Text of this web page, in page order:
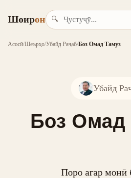
Шоирон 🔍
Асосӣ/Шеърҳо/Убайд Раҷаб/Боз Омад Тамуз
Убайд
Боз Омад
Поро агар монӣ